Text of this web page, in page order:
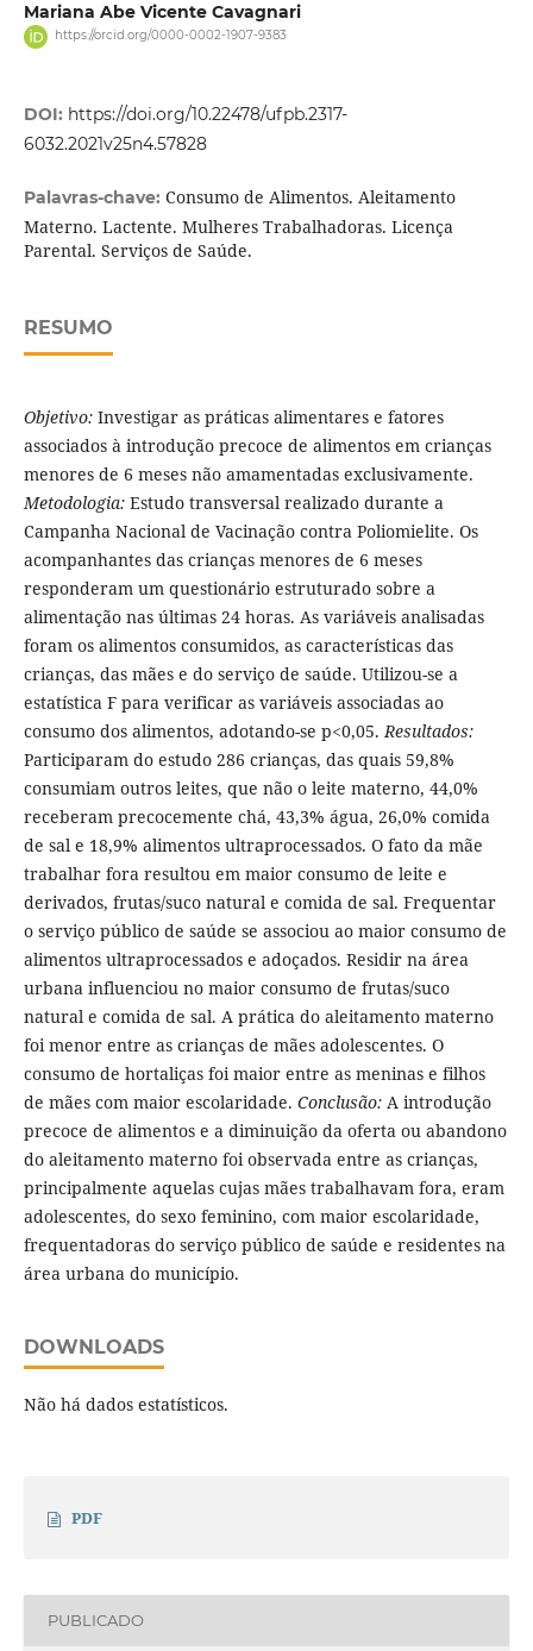
Mariana Abe Vicente Cavagnari
https://orcid.org/0000-0002-1907-9383
DOI: https://doi.org/10.22478/ufpb.2317-
6032.2021v25n4.57828
Palavras-chave: Consumo de Alimentos. Aleitamento
Materno. Lactente. Mulheres Trabalhadoras. Licença
Parental. Serviços de Saúde.
RESUMO
Objetivo:Investigar as práticas alimentares e fatores
associados à introdução precoce de alimentos em crianças
menores de 6 meses não amamentadas exclusivamente.
Metodologia:Estudo transversal realizado durante a
Campanha Nacional de Vacinação contra Poliomielite. Os
acompanhantes das crianças menores de 6 meses
responderam um questionário estruturado sobre a
alimentação nas últimas 24 horas. As variáveis analisadas
foram os alimentos consumidos, as características das
crianças, das mães e do serviço de saúde. Utilizou-se a
estatística F para verificar as variáveis associadas ao
consumo dos alimentos, adotando-se p<0,05. Resultados:
Participaram do estudo 286 crianças, das quais 59,8%
consumiam outros leites, que não o leite materno, 44,0%
receberam precocemente chá, 43,3% água, 26,0% comida
de sal e 18,9% alimentos ultraprocessados. O fato da mãe
trabalhar fora resultou em maior consumo de leite e
derivados, frutas/suco natural e comida de sal. Frequentar
o serviço público de saúde se associou ao maior consumo de
alimentos ultraprocessados e adoçados. Residir na área
urbana influenciou no maior consumo de frutas/suco
natural e comida de sal. A prática do aleitamento materno
foi menor entre as crianças de mães adolescentes. O
consumo de hortaliças foi maior entre as meninas e filhos
de mães com maior escolaridade. Conclusão:A introdução
precoce de alimentos e a diminuição da oferta ou abandono
do aleitamento materno foi observada entre as crianças,
principalmente aquelas cujas mães trabalhavam fora, eram
adolescentes, do sexo feminino, com maior escolaridade,
frequentadoras do serviço público de saúde e residentes na
área urbana do município.
DOWNLOADS
Não há dados estatísticos.
PDF
PUBLICADO